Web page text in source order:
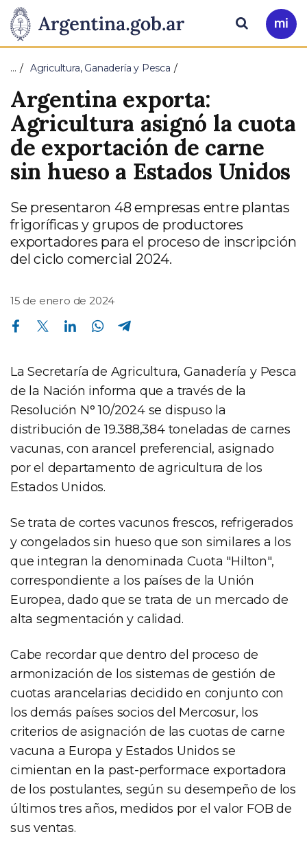
Presidencia
de
Nación
Pasar al contenido principal
Ir
a
Buscar
… Agricultura, Ganadería y Pesca
Argentina exporta:
Agricultura asignó la cuota
de exportación de carne
sin hueso a Estados Unidos
Se presentaron 48 empresas entre plantas
frigoríficas y grupos de productores
exportadores para el proceso de inscripción
del ciclo comercial 2024.
15 de enero de 2024
Compartir en Facebook Compartir en Twitter Compartir en Linkedin Compartir en Whatsapp
La Secretaría de Agricultura, Ganadería y Pesca
de la Nación informa que a través de la
Resolución N° 10/2024 se dispuso la
distribución de 19.388,384 toneladas de carnes
vacunas, con arancel preferencial, asignado
por el departamento de agricultura de los
Estados Unidos.
Se trata de cortes vacunos frescos, refrigerados
y congelados sin hueso que son similares a los
que integran la denominada Cuota "Hilton",
correspondiente a los países de la Unión
Europea, dado que se trata de un mercado de
alta segmentación y calidad.
Cabe recordar que dentro del proceso de
armonización de los sistemas de gestión de
cuotas arancelarias decidido en conjunto con
los demás países socios del Mercosur, los
criterios de asignación de las cuotas de carne
vacuna a Europa y Estados Unidos se
cimientan en la past-performace exportadora
de los postulantes, según su desempeño de los
últimos tres años, medidos por el valor FOB de
sus ventas.